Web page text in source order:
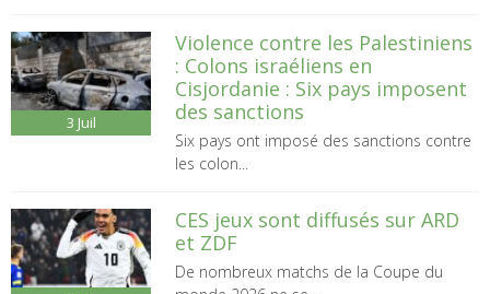
3 Juil
Violence contre les Palestiniens
: Colons israéliens en
Cisjordanie : Six pays imposent
des sanctions
Six pays ont imposé des sanctions contre
les colon...
CES jeux sont diffusés sur ARD
et ZDF
De nombreux matchs de la Coupe du